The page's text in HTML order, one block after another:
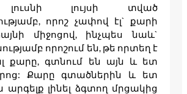
լույսի տված
որոշ չափով էլ` քարի
միջոցով, ինչպես նաև`
որոշում են, թե որտեղ է
քարը, գտնում են այն և ետ
Քարը գտածներին և ետ
արգելք լինել ձգտող մրցակից